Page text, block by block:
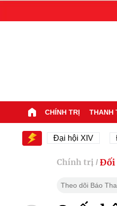
CHÍNH TRỊ THANH
Đại hội XIV Đại
Chính trị / Đối
Theo dõi Báo